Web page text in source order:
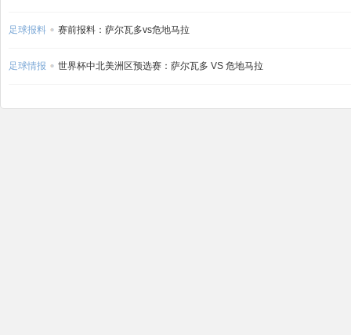
足球报料 赛前报料：萨尔瓦多vs危地马拉
足球情报 世界杯中北美洲区预选赛：萨尔瓦多 VS 危地马拉